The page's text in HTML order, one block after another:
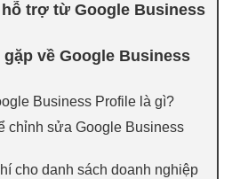
trợ từ Google Business
về Google Business
Business Profile là gì?
chỉnh sửa Google Business
cho danh sách doanh nghiệp